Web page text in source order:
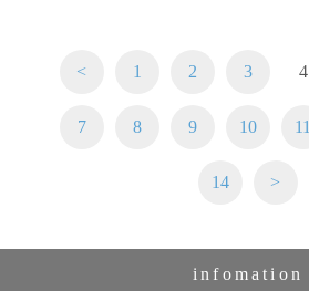
< 1 2 3 4
7 8 9 10 11
14 >
infomation